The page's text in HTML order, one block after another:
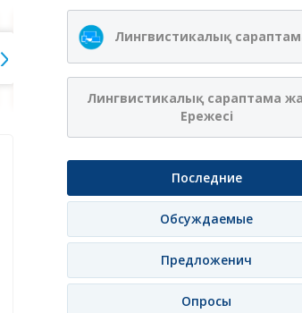
Ақжібек
Нұрланқызы Ахмет
Сообщение Подписка
Лингвистикалық
Лингвистикалық сараптама
Ережесі
Последние
Обсуждаемые
Предложенич
Опросы